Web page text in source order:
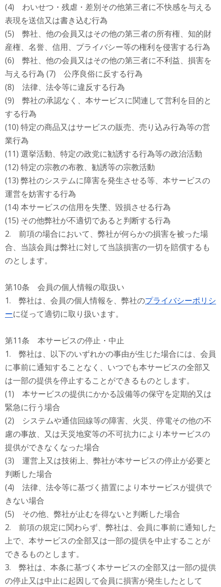
(4) わいせつ・残虐・差別その他第三者に不快感を与える
表現を送信又は書き込む行為
(5) 弊社、他の会員又はその他の第三者の所有権、知的財
産権、名誉、信用、プライバシー等の権利を侵害する行為
(6) 弊社、他の会員又はその他の第三者に不利益、損害を
与える行為 (7) 公序良俗に反する行為
(8) 法律、法令等に違反する行為
(9) 弊社の承認なく、本サービスに関連して営利を目的と
する行為
(10) 特定の商品又はサービスの販売、売り込み行為等の営
業行為
(11) 選挙活動、特定の政党に勧誘する行為等の政治活動
(12) 特定の宗教の布教、勧誘等の宗教活動
(13) 弊社のシステムに障害を発生させる等、本サービスの
運営を妨害する行為
(14) 本サービスの信用を失墜、毀損させる行為
(15) その他弊社が不適切であると判断する行為
2. 前項の場合において、弊社が何らかの損害を被った場
合、当該会員は弊社に対して当該損害の一切を賠償するも
のとします。
第10条 会員の個人情報の取扱い
1. 弊社は、会員の個人情報を、弊社のプライバシーポリシ
ーに従って適切に取り扱います。
第11条 本サービスの停止・中止
1. 弊社は、以下のいずれかの事由が生じた場合には、会員
に事前に通知することなく、いつでも本サービスの全部又
は一部の提供を停止することができるものとします。
(1) 本サービスの提供にかかる設備等の保守を定期的又は
緊急に行う場合
(2) システムや通信回線等の障害、火災、停電その他の不
慮の事故、又は天災地変等の不可抗力により本サービスの
提供ができなくなった場合
(3) 運営上又は技術上、弊社が本サービスの停止が必要と
判断した場合
(4) 法律、法令等に基づく措置により本サービスが提供で
きない場合
(5) その他、弊社が止むを得ないと判断した場合
2. 前項の規定に関わらず、弊社は、会員に事前に通知した
上で、本サービスの全部又は一部の提供を中止することが
できるものとします。
3. 弊社は、本条に基づく本サービスの全部又は一部の提供
の停止又は中止に起因して会員に損害が発生したとして